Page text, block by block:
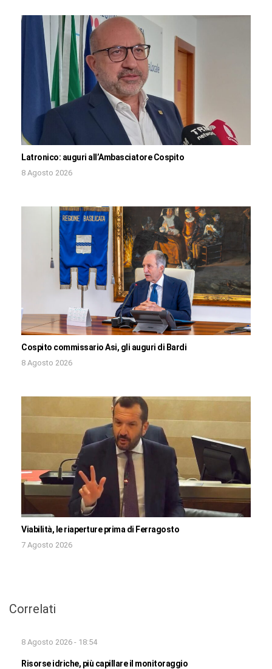
Latronico: auguri all’Ambasciatore Cospito
8 Agosto 2026
Cospito commissario Asi, gli auguri di Bardi
8 Agosto 2026
Viabilità, le riaperture prima di Ferragosto
7 Agosto 2026
Correlati
8 Agosto 2026 - 18:54
Risorse idriche, più capillare il monitoraggio